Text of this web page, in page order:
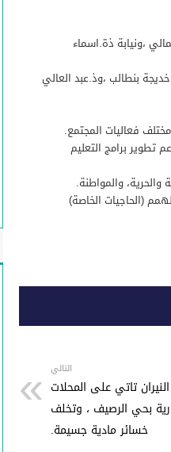
،ونيابة ذة.اسماء
بنطالب ،وذ.عبد العالي
فعاليات المجتمع.
تطوير برامج التعليم
والمواطنة.
(الحاجيات الخاصة)
التالي
تاتي على المحلات
بحي الرصيف ، وتخلف
خسائر مادية جسيمة.